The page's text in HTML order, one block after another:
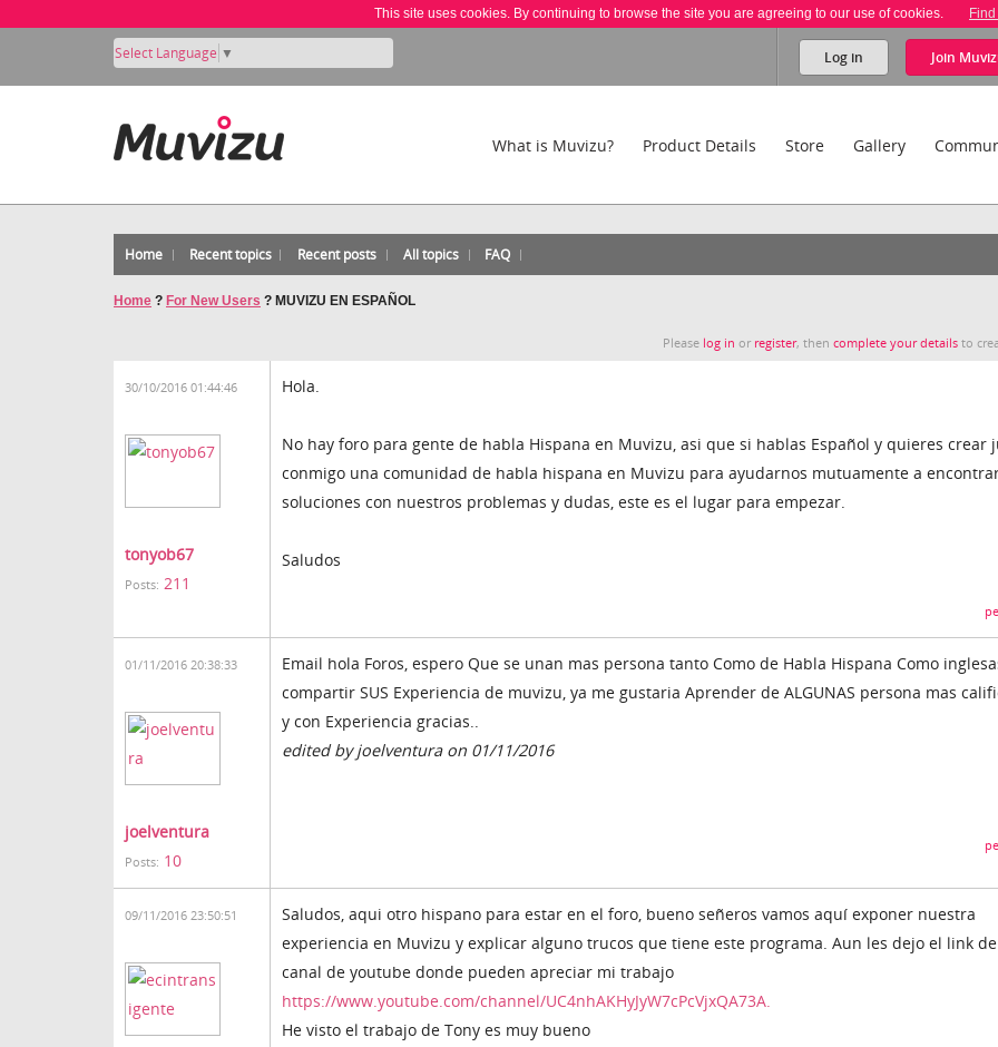
This site uses cookies. By continuing to browse the site you are agreeing to our use of cookies.
Select Language ▼ Log in Join
What is Muvizu? Product Details Store Gallery
Home Recent topics Recent posts All topics FAQ
Home ? For New Users ? MUVIZU EN ESPAÑOL
Please log in or register, thencomplete your details to
30/10/2016 01:44:46
tonyob67
Posts: 211
Hola.
No hay foro para gente de habla Hispana en Muvizu, asi que si hablas Español y quieres crear
conmigo una comunidad de habla hispana en Muvizu para ayudarnos mutuamente a
soluciones con nuestros problemas y dudas, este es el lugar para empezar.
Saludos
01/11/2016 20:38:33
joelventura
Posts: 10
Email hola Foros, espero Que se unan mas persona tanto Como de Habla Hispana Como
compartir SUS Experiencia de muvizu, ya me gustaria Aprender de ALGUNAS persona mas
y con Experiencia gracias..
edited by joelventura on 01/11/2016
09/11/2016 23:50:51
Saludos, aqui otro hispano para estar en el foro, bueno señeros vamos aquí exponer nuestra
experiencia en Muvizu y explicar alguno trucos que tiene este programa. Aun les dejo el link
canal de youtube donde pueden apreciar mi trabajo
https://www.youtube.com/channel/UC4nhAKHyJyW7cPcVjxQA73A.
He visto el trabajo de Tony es muy bueno